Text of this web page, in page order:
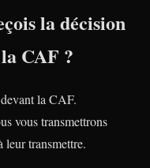
la décision
CAF ?
la CAF.
vous transmettrons
leur transmettre.